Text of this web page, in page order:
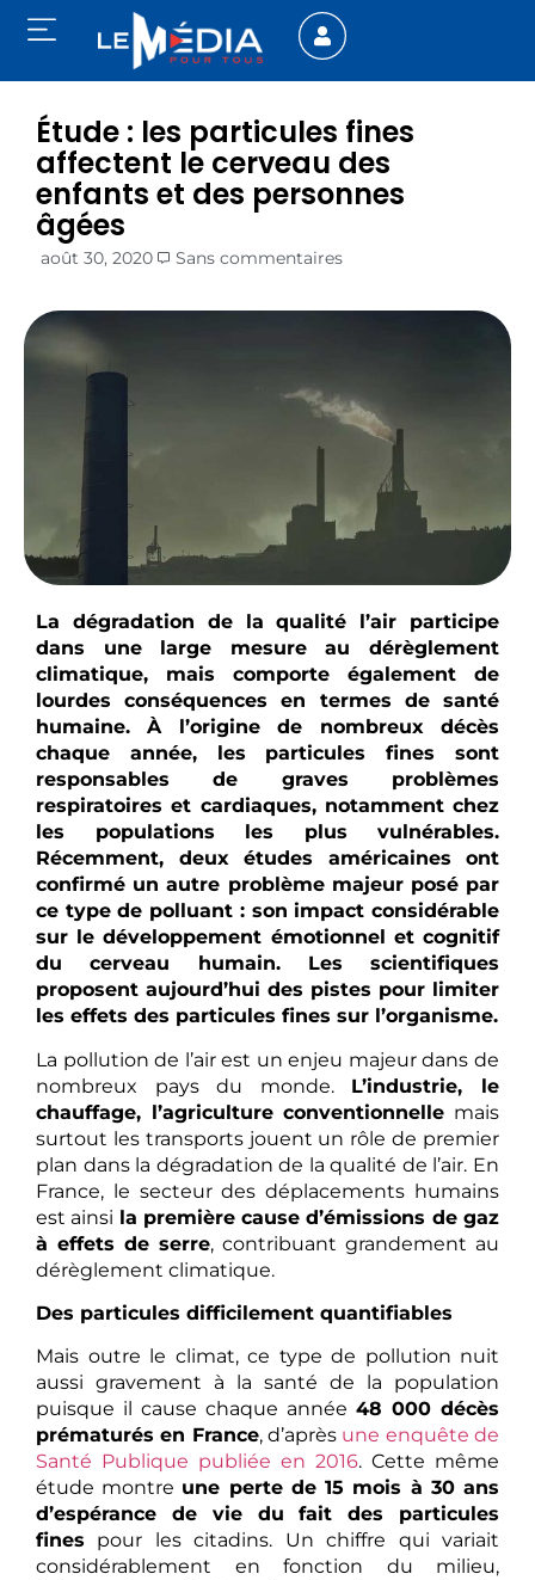
Étude : les particules fines
affectent le cerveau des
enfants et des personnes
âgées
août 30, 2020 Sans commentaires
La dégradation de la qualité l’air participe
dans une large mesure au dérèglement
climatique, mais comporte également de
lourdes conséquences en termes de santé
humaine. À l’origine de nombreux décès
chaque année, les particules fines sont
responsables de graves problèmes
respiratoires et cardiaques, notamment chez
les populations les plus vulnérables.
Récemment, deux études américaines ont
confirmé un autre problème majeur posé par
ce type de polluant : son impact considérable
sur le développement émotionnel et cognitif
du cerveau humain. Les scientifiques
proposent aujourd’hui des pistes pour limiter
les effets des particules fines sur l’organisme.
La pollution de l’air est un enjeu majeur dans de
nombreux pays du monde. L’industrie, le
chauffage, l’agriculture conventionnelle mais
surtout les transports jouent un rôle de premier
plan dans la dégradation de la qualité de l’air. En
France, le secteur des déplacements humains
est ainsi la première cause d’émissions de gaz
à effets de serre, contribuant grandement au
dérèglement climatique.
Des particules difficilement quantifiables
Mais outre le climat, ce type de pollution nuit
aussi gravement à la santé de la population
puisque il cause chaque année 48 000 décès
prématurés en France, d’après une enquête de
Santé Publique publiée en 2016. Cette même
étude montre une perte de 15 mois à 30 ans
d’espérance de vie du fait des particules
fines pour les citadins. Un chiffre qui variait
considérablement en fonction du milieu,